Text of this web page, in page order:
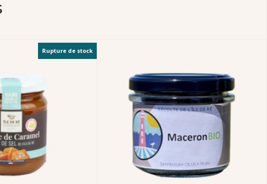
Rupture de stock